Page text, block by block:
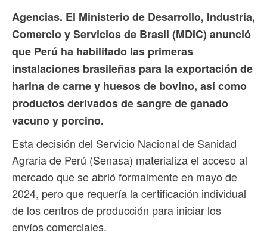
Agencias. El Ministerio de Desarrollo, Industria,
Comercio y Servicios de Brasil (MDIC) anunció
que Perú ha habilitado las primeras
instalaciones brasileñas para la exportación de
harina de carne y huesos de bovino, así como
productos derivados de sangre de ganado
vacuno y porcino.
Esta decisión del Servicio Nacional de Sanidad
Agraria de Perú (Senasa) materializa el acceso al
mercado que se abrió formalmente en mayo de
2024, pero que requería la certificación individual
de los centros de producción para iniciar los
envíos comerciales.